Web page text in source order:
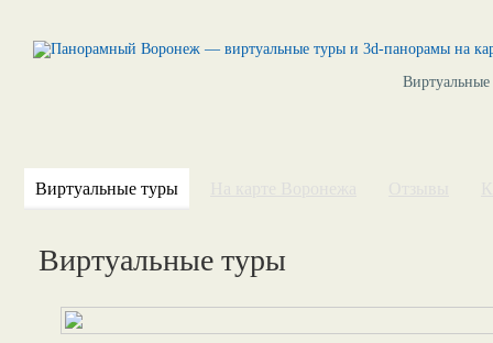
Виртуальные туры
Виртуальные туры